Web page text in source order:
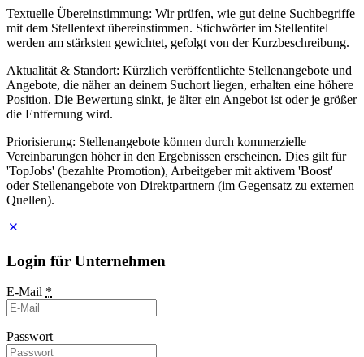
Textuelle Übereinstimmung: Wir prüfen, wie gut deine Suchbegriffe
mit dem Stellentext übereinstimmen. Stichwörter im Stellentitel
werden am stärksten gewichtet, gefolgt von der Kurzbeschreibung.
Aktualität & Standort: Kürzlich veröffentlichte Stellenangebote und
Angebote, die näher an deinem Suchort liegen, erhalten eine höhere
Position. Die Bewertung sinkt, je älter ein Angebot ist oder je größer
die Entfernung wird.
Priorisierung: Stellenangebote können durch kommerzielle
Vereinbarungen höher in den Ergebnissen erscheinen. Dies gilt für
'TopJobs' (bezahlte Promotion), Arbeitgeber mit aktivem 'Boost'
oder Stellenangebote von Direktpartnern (im Gegensatz zu externen
Quellen).
Login für Unternehmen
E-Mail *
Passwort